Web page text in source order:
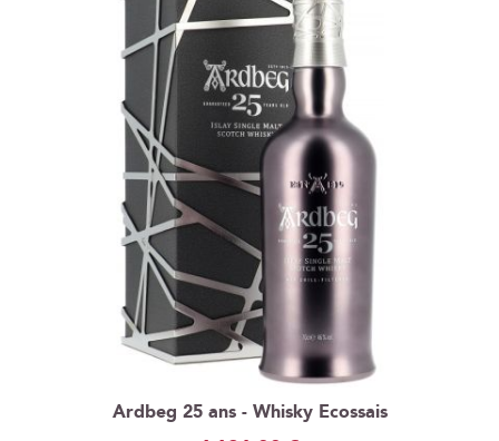
Ardbeg 25 ans - Whisky Ecossais